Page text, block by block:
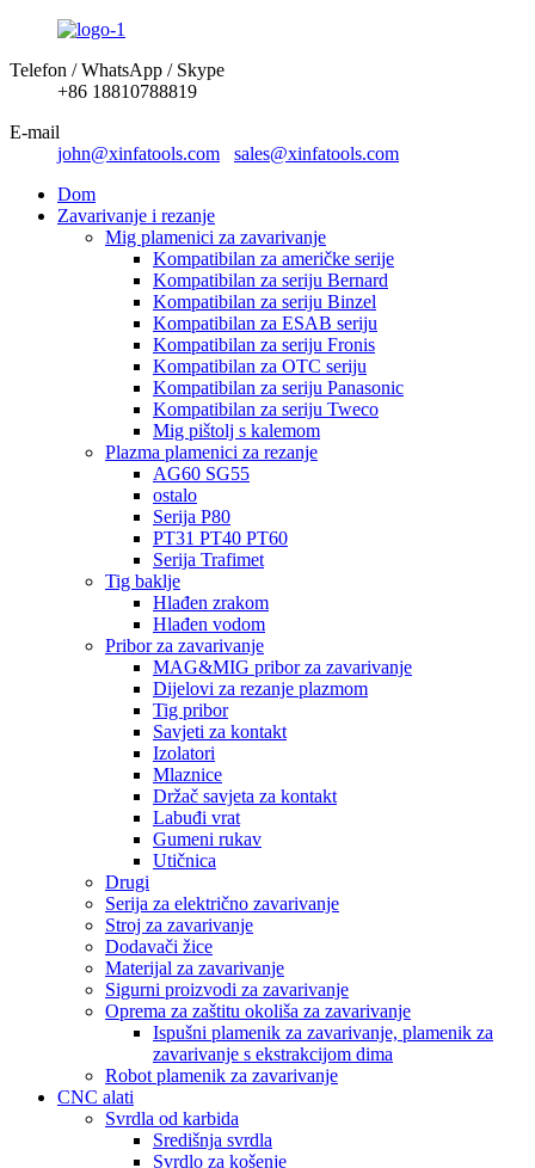
Telefon / WhatsApp / Skype
+86 18810788819
E-mail
john@xinfatools.com
sales@xinfatools.com
Dom
Zavarivanje i rezanje
Mig plamenici za zavarivanje
Kompatibilan za američke serije
Kompatibilan za seriju Bernard
Kompatibilan za seriju Binzel
Kompatibilan za ESAB seriju
Kompatibilan za seriju Fronis
Kompatibilan za OTC seriju
Kompatibilan za seriju Panasonic
Kompatibilan za seriju Tweco
Mig pištolj s kalemom
Plazma plamenici za rezanje
AG60 SG55
ostalo
Serija P80
PT31 PT40 PT60
Serija Trafimet
Tig baklje
Hlađen zrakom
Hlađen vodom
Pribor za zavarivanje
MAG&MIG pribor za zavarivanje
Dijelovi za rezanje plazmom
Tig pribor
Savjeti za kontakt
Izolatori
Mlaznice
Držač savjeta za kontakt
Labuđi vrat
Gumeni rukav
Utičnica
Drugi
Serija za električno zavarivanje
Stroj za zavarivanje
Dodavači žice
Materijal za zavarivanje
Sigurni proizvodi za zavarivanje
Oprema za zaštitu okoliša za zavarivanje
Ispušni plamenik za zavarivanje, plamenik za
zavarivanje s ekstrakcijom dima
Robot plamenik za zavarivanje
CNC alati
Svrdla od karbida
Središnja svrdla
Svrdlo za košenje